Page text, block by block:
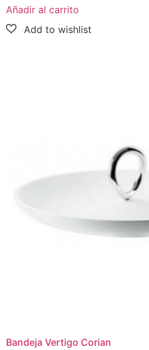
Añadir al carrito
Bandeja Vertigo Corian